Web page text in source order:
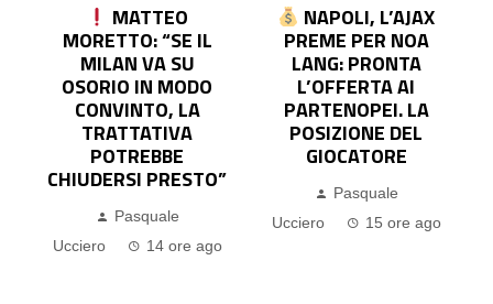
MATTEO
MORETTO: “SE IL
MILAN VA SU
OSORIO IN MODO
CONVINTO, LA
TRATTATIVA
POTREBBE
CHIUDERSI PRESTO”
Pasquale
Ucciero
14 ore ago
NAPOLI, L’AJAX
PREME PER NOA
LANG: PRONTA
L’OFFERTA AI
PARTENOPEI. LA
POSIZIONE DEL
GIOCATORE
Pasquale
Ucciero
15 ore ago